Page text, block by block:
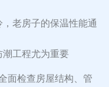
老房子的保温性能通
工程尤为重要
面检查房屋结构、管